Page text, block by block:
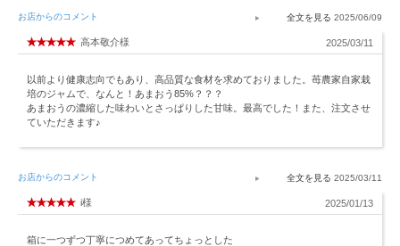
お店からのコメント 2025/06/09
高本敬介様 2025/03/11
以前より健康志向でもあり、高品質な食材を求めておりました。苺農家自家栽
培のジャムで、なんと！あまおう85%？？？
あまおうの濃縮した味わいとさっぱりした甘味。最高でした！また、注文させ
ていただきます♪
お店からのコメント 2025/03/11
i様 2025/01/13
箱に一つずつ丁寧につめてあってちょっとした